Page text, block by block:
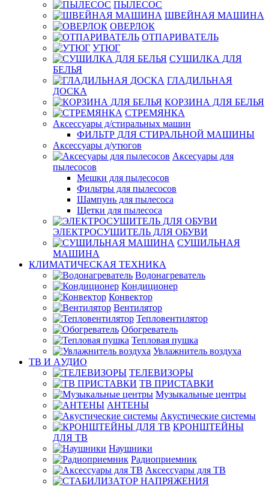
ПЫЛЕСОС
ШВЕЙНАЯ МАШИНА
ОВЕРЛОК
ОТПАРИВАТЕЛЬ
УТЮГ
СУШИЛКА ДЛЯ
БЕЛЬЯ
ГЛАДИЛЬНАЯ
ДОСКА
КОРЗИНА ДЛЯ БЕЛЬЯ
СТРЕМЯНКА
Аксессуары д/стиральных машин
ФИЛЬТР ДЛЯ СТИРАЛЬНОЙ МАШИНЫ
Аксессуары д/утюгов
Аксесуары для
пылесосов
Мешки для пылесосов
Фильтры для пылесосов
Шампунь для пылесоса
Щетки для пылесоса
ЭЛЕКТРОСУШИТЕЛЬ ДЛЯ ОБУВИ
СУШИЛЬНАЯ
МАШИНА
КЛИМАТИЧЕСКАЯ ТЕХНИКА
Водонагреватель
Кондиционер
Конвектор
Вентилятор
Тепловентилятор
Обогреватель
Тепловая пушка
Увлажнитель воздуха
ТВ И AУДИО
ТЕЛЕВИЗОРЫ
ТВ ПРИСТАВКИ
Музыкальные центры
АНТЕНЫ
Акустические системы
КРОНШТЕЙНЫ
ДЛЯ ТВ
Наушники
Радиоприемник
Аксессуары для ТВ